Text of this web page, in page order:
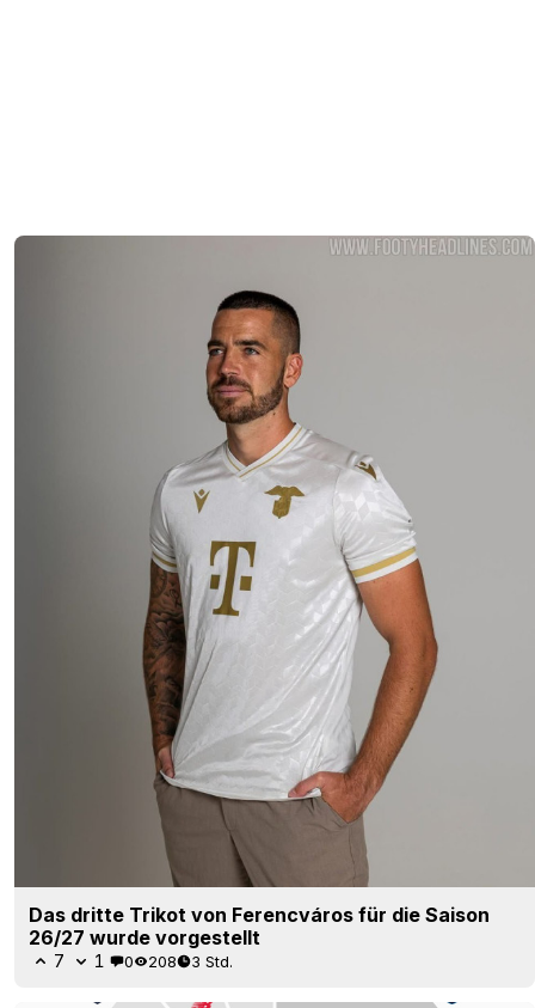
Das dritte Trikot von Ferencváros für die Saison
26/27 wurde vorgestellt
7 1 0 208 3 Std.